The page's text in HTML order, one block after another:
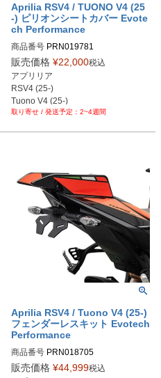
Aprilia RSV4 / TUONO V4 (25
-) ピリオンシートカバー Evote
ch Performance
商品番号 PRN019781
PRN019781-01
PRN019781-02
PRN019781-03
PRN019781-04
販売価格 ¥22,000税込
アプリリア
RSV4 (25-)
Tuono V4 (25-)
2~4週間
Aprilia RSV4 / Tuono V4 (25-)
フェンダーレスキット Evotech
Performance
商品番号 PRN018705
PRN018705-01
販売価格 ¥44,999税込